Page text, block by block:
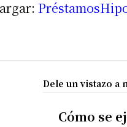
Dele un vistazo a
Cómo se